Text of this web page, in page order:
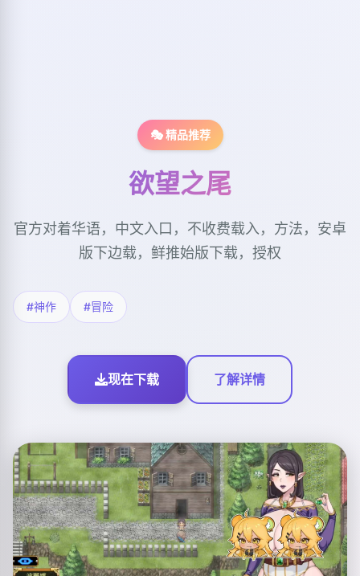
🎭 精品推荐
欲望之尾
官方对着华语，中文入口，不收费载入，方法，安卓
版下边载，鲜推始版下载，授权
#神作 #冒险
现在下载 了解详情